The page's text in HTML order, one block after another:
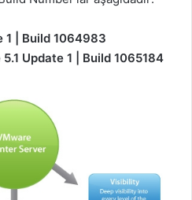
1 | Build 1064983
Update 1 | Build 1065184